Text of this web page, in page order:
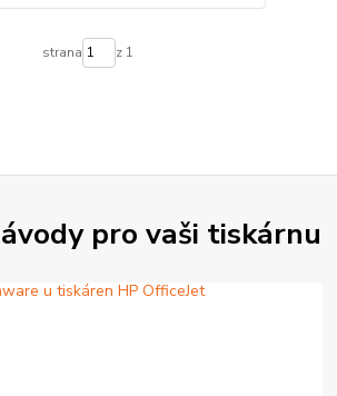
strana z 1
pro vaši tiskárnu